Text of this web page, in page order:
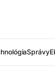
Správy